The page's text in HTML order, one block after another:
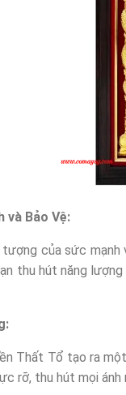
và Bảo Vệ:
của sức
thu hút năng
Thất Tổ tạo ra
rỡ, thu hút mọi